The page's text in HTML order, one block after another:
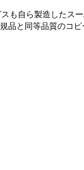
も自ら製造したス
と同等品質のコ